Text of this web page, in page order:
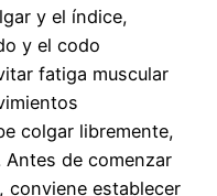
y el índice,
y el codo
fatiga muscular
colgar libremente,
de comenzar
conviene establecer